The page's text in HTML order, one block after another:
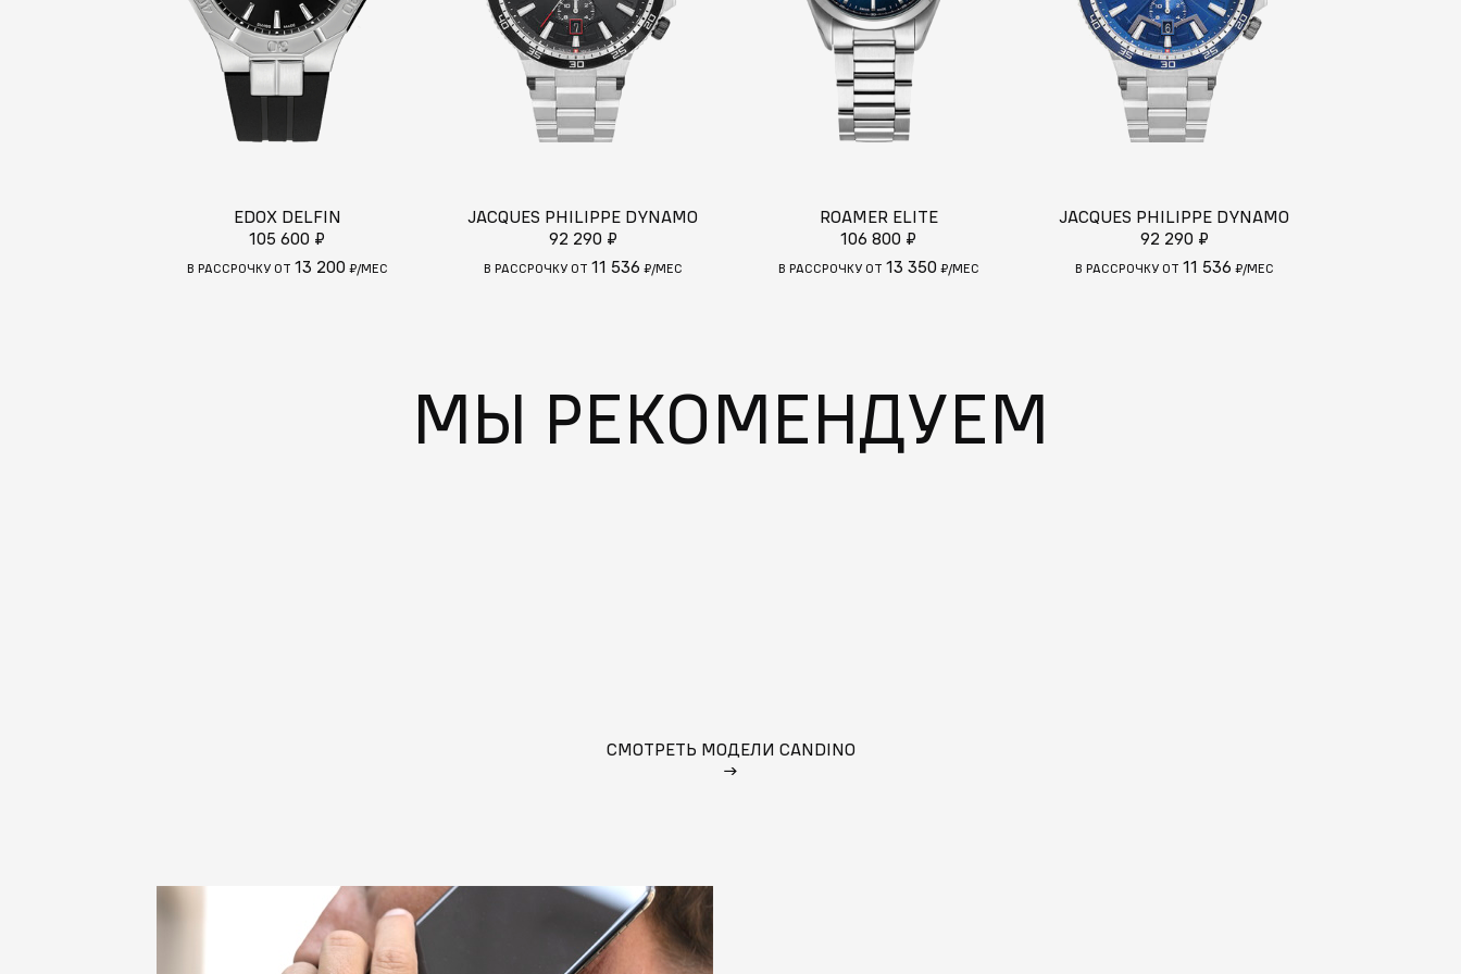
EDOX DELFIN
105 600 ₽
В РАССРОЧКУ ОТ 13 200 ₽/МЕС
JACQUES PHILIPPE DYNAMO
92 290 ₽
В РАССРОЧКУ ОТ 11 536 ₽/МЕС
ROAMER ELITE
106 800 ₽
В РАССРОЧКУ ОТ 13 350 ₽/МЕС
JACQUES PHILIPPE DYNAMO
92 290 ₽
В РАССРОЧКУ ОТ 11 536 ₽/МЕС
МЫ РЕКОМЕНДУЕМ
СМОТРЕТЬ МОДЕЛИ CANDINO
→